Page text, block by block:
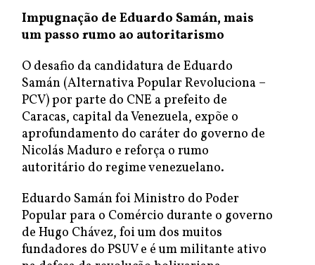
Impugnação de Eduardo Samán, mais
um passo rumo ao autoritarismo
O desafio da candidatura de Eduardo
Samán (Alternativa Popular Revoluciona –
PCV) por parte do CNE a prefeito de
Caracas, capital da Venezuela, expõe o
aprofundamento do caráter do governo de
Nicolás Maduro e reforça o rumo
autoritário do regime venezuelano.
Eduardo Samán foi Ministro do Poder
Popular para o Comércio durante o governo
de Hugo Chávez, foi um dos muitos
fundadores do PSUV e é um militante ativo